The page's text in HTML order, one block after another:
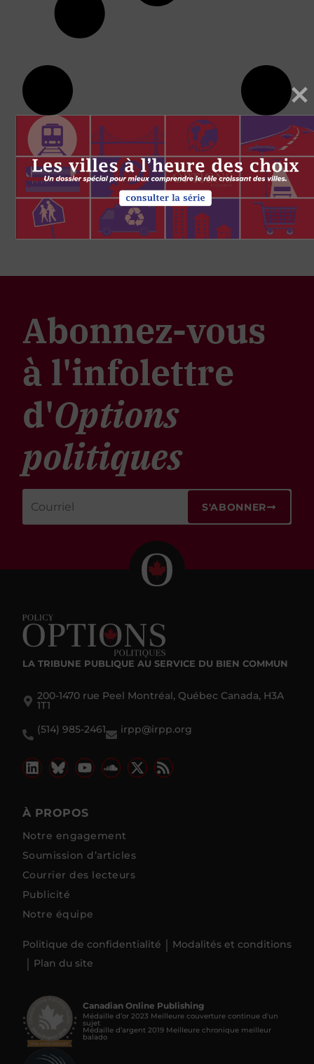
Abonnez-vous
à l'infolettre
d'Options
politiques
S'ABONNER
LA TRIBUNE PUBLIQUE AU SERVICE DU BIEN COMMUN
200-1470 rue Peel Montréal, Québec Canada, H3A
1T1
(514) 985-2461
irpp@irpp.org
À PROPOS
Notre engagement
Soumission d’articles
Courrier des lecteurs
Publicité
Notre équipe
Politique de confidentialité
Modalités et conditions
Plan du site
Canadian Online Publishing
Médaille d’or 2023 Meilleure couverture continue d'un
sujet
Médaille d’argent 2019 Meilleure chronique meilleur
balado